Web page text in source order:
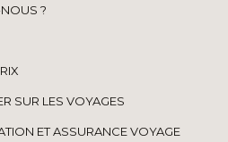
?
SUR LES VOYAGES
ET ASSURANCE VOYAGE